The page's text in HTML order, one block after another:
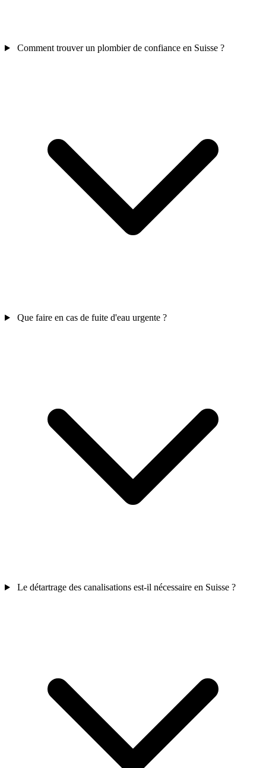
Comment trouver un plombier de confiance en Suisse ?
Que faire en cas de fuite d'eau urgente ?
Le détartrage des canalisations est-il nécessaire en Suisse ?